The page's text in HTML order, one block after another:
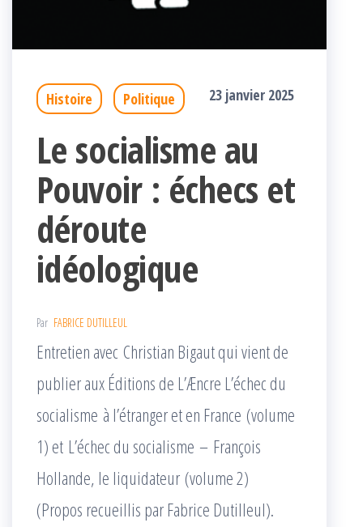
Histoire Politique 23 janvier 2025
Le socialisme au
Pouvoir : échecs et
déroute
idéologique
Par FABRICE DUTILLEUL
Entretien avec Christian Bigaut qui vient de
publier aux Éditions de L’Æncre L’échec du
socialisme à l’étranger et en France (volume
1) et L’échec du socialisme – François
Hollande, le liquidateur (volume 2)
(Propos recueillis par Fabrice Dutilleul).